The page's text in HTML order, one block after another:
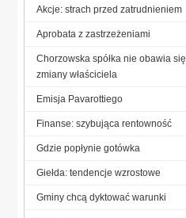
Akcje: strach przed zatrudnieniem
Aprobata z zastrzeżeniami
Chorzowska spółka nie obawia się
zmiany właściciela
Emisja Pavarottiego
Finanse: szybująca rentowność
Gdzie popłynie gotówka
Giełda: tendencje wzrostowe
Gminy chcą dyktować warunki